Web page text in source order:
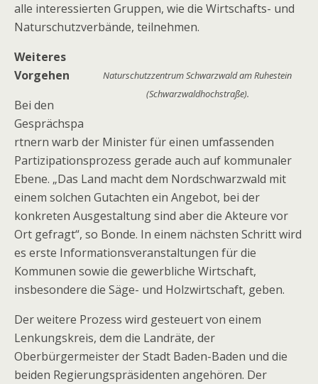
alle interessierten Gruppen, wie die Wirtschafts- und
Naturschutzverbände, teilnehmen.
Naturschutzzentrum Schwarzwald am Ruhestein
(Schwarzwaldhochstraße).
Weiteres
Vorgehen
Bei den
Gesprächspa
rtnern warb der Minister für einen umfassenden
Partizipationsprozess gerade auch auf kommunaler
Ebene. „Das Land macht dem Nordschwarzwald mit
einem solchen Gutachten ein Angebot, bei der
konkreten Ausgestaltung sind aber die Akteure vor
Ort gefragt“, so Bonde. In einem nächsten Schritt wird
es erste Informationsveranstaltungen für die
Kommunen sowie die gewerbliche Wirtschaft,
insbesondere die Säge- und Holzwirtschaft, geben.
Der weitere Prozess wird gesteuert von einem
Lenkungskreis, dem die Landräte, der
Oberbürgermeister der Stadt Baden-Baden und die
beiden Regierungspräsidenten angehören. Der